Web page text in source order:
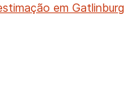
em Gatlinburg